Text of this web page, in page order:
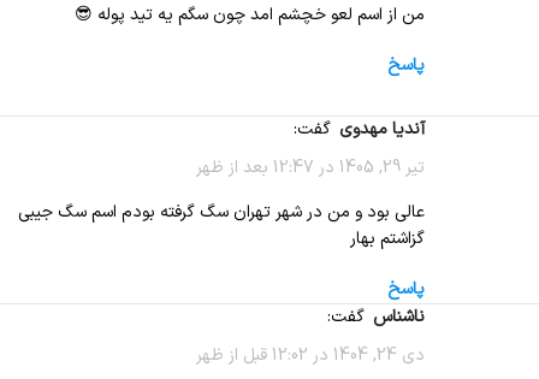
من از اسم لعو خچشم امد چون سگم یه تید پوله 😎
پاسخ
آندیا مهدوی گفت:
تیر 29, 1405 در 12:47 بعد از ظهر
عالی بود و من در شهر تهران سگ گرفته بودم اسم سگ جیبی
گزاشتم بهار
پاسخ
ناشناس گفت:
دی 24, 1404 در 12:02 قبل از ظهر